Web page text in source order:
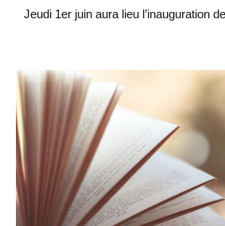
Jeudi 1er juin aura lieu l’inauguration